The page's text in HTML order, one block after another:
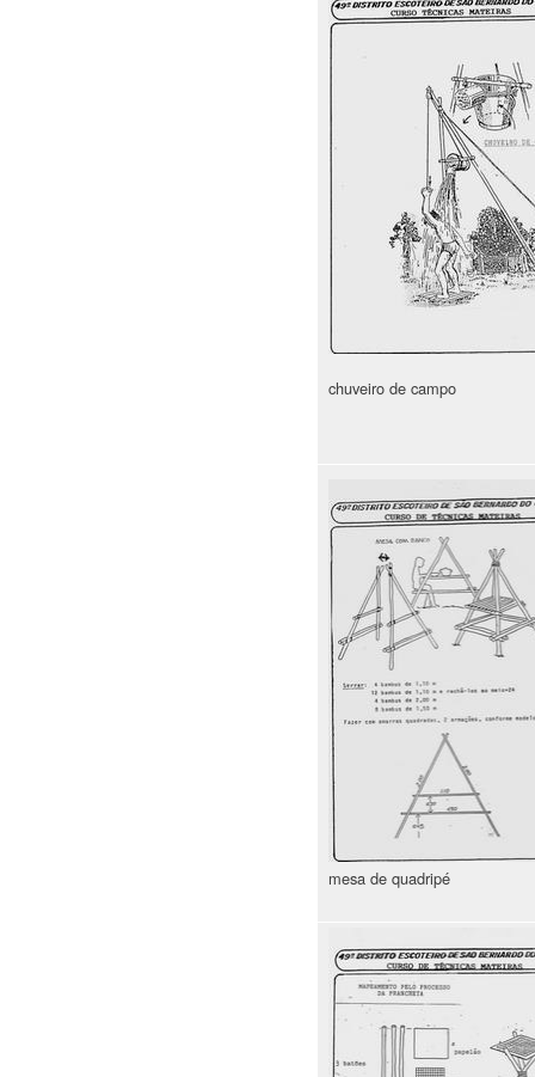
chuveiro de campo
mesa de quadripé